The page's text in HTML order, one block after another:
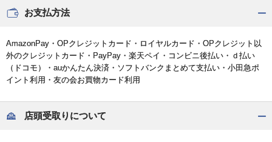
お支払方法
AmazonPay・OPクレジットカード・ロイヤルカード・OPクレジット以
外のクレジットカード・PayPay・楽天ペイ・コンビニ後払い・ｄ払い
（ドコモ）・auかんたん決済・ソフトバンクまとめて支払い・小田急ポ
イント利用・友の会お買物カード利用
店頭受取りについて